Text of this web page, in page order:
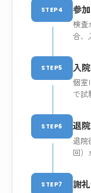
STEP4 参
検査
合、
STEP5 入
個室
で試
STEP6 退
退院
回）
STEP7 謝